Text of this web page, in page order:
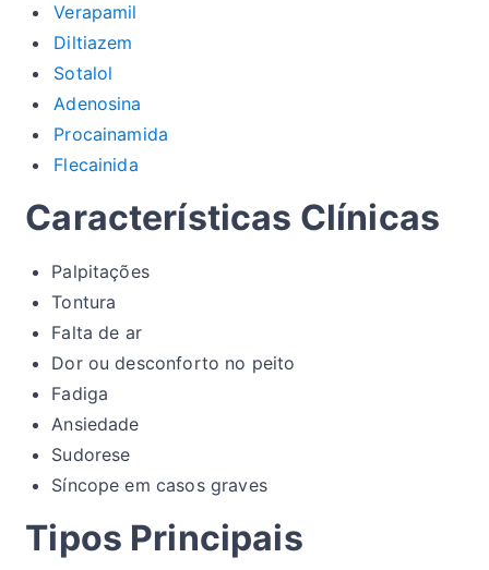
Verapamil
Diltiazem
Sotalol
Adenosina
Procainamida
Flecainida
Características Clínicas
Palpitações
Tontura
Falta de ar
Dor ou desconforto no peito
Fadiga
Ansiedade
Sudorese
Síncope em casos graves
Tipos Principais